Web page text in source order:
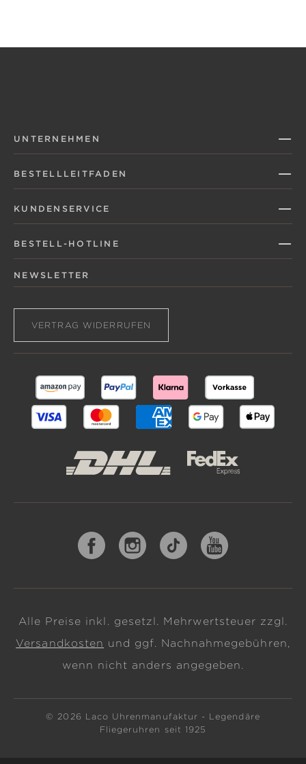
UNTERNEHMEN
BESTELLLEITFADEN
KUNDENSERVICE
BESTELL-HOTLINE
NEWSLETTER
VERTRAG WIDERRUFEN
Alle Preise inkl. gesetzl. Mehrwertsteuer zzgl.
Versandkosten und ggf. Nachnahmegebühren,
wenn nicht anders angegeben.
© 2026 Laco Uhrenmanufaktur - Legendäre
Fliegeruhren seit 1925